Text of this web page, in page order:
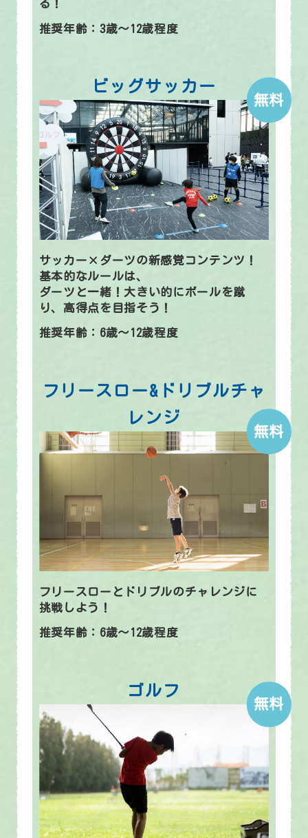
る！
推奨年齢：3歳～12歳程度
ビッグサッカー
無料
サッカー×ダーツの新感覚コンテンツ！
基本的なルールは、
ダーツと一緒！大きい的にボールを蹴
り、高得点を目指そう！
推奨年齢：6歳～12歳程度
フリースロー&ドリブルチャ
レンジ
無料
フリースローとドリブルのチャレンジに
挑戦しよう！
推奨年齢：6歳～12歳程度
ゴルフ
無料